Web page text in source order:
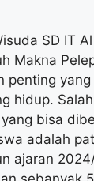
SD IT
Makna
penting
hidup.
bisa
adalah
ajaran